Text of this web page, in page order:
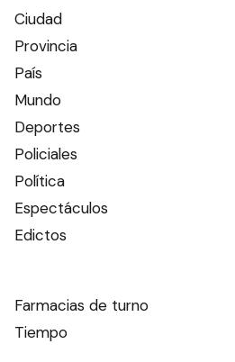
Ciudad
Provincia
País
Mundo
Deportes
Policiales
Política
Espectáculos
Edictos
Farmacias de turno
Tiempo